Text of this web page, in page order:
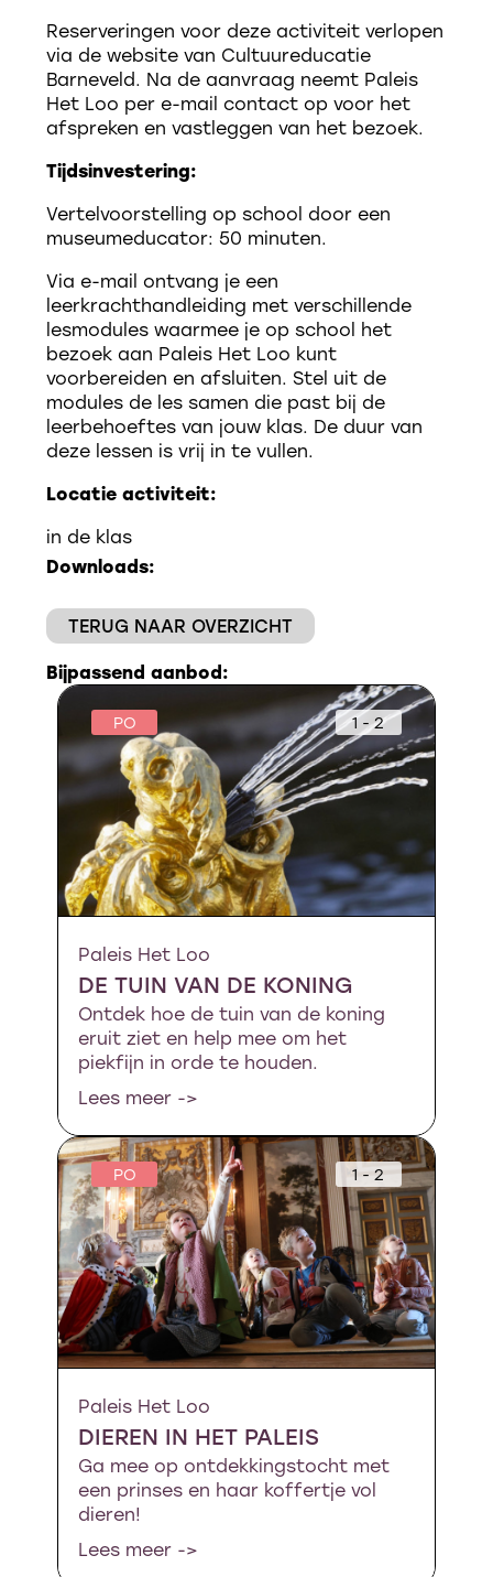
Reserveringen voor deze activiteit verlopen
via de website van Cultuureducatie
Barneveld. Na de aanvraag neemt Paleis
Het Loo per e-mail contact op voor het
afspreken en vastleggen van het bezoek.
Tijdsinvestering:
Vertelvoorstelling op school door een
museumeducator: 50 minuten.
Via e-mail ontvang je een
leerkrachthandleiding met verschillende
lesmodules waarmee je op school het
bezoek aan Paleis Het Loo kunt
voorbereiden en afsluiten. Stel uit de
modules de les samen die past bij de
leerbehoeftes van jouw klas. De duur van
deze lessen is vrij in te vullen.
Locatie activiteit:
in de klas
Downloads:
TERUG NAAR OVERZICHT
Bijpassend aanbod:
PO 1 - 2
Paleis Het Loo
DE TUIN VAN DE KONING
Ontdek hoe de tuin van de koning
eruit ziet en help mee om het
piekfijn in orde te houden.
Lees meer ->
PO 1 - 2
Paleis Het Loo
DIEREN IN HET PALEIS
Ga mee op ontdekkingstocht met
een prinses en haar koffertje vol
dieren!
Lees meer ->